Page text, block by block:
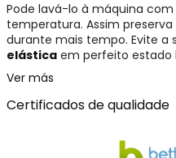
Pode lavá-lo à máquina
temperatura. Assim
durante mais tempo. Evite a
elásticaem perfeito estado
Ver más
Certificados de qualidade